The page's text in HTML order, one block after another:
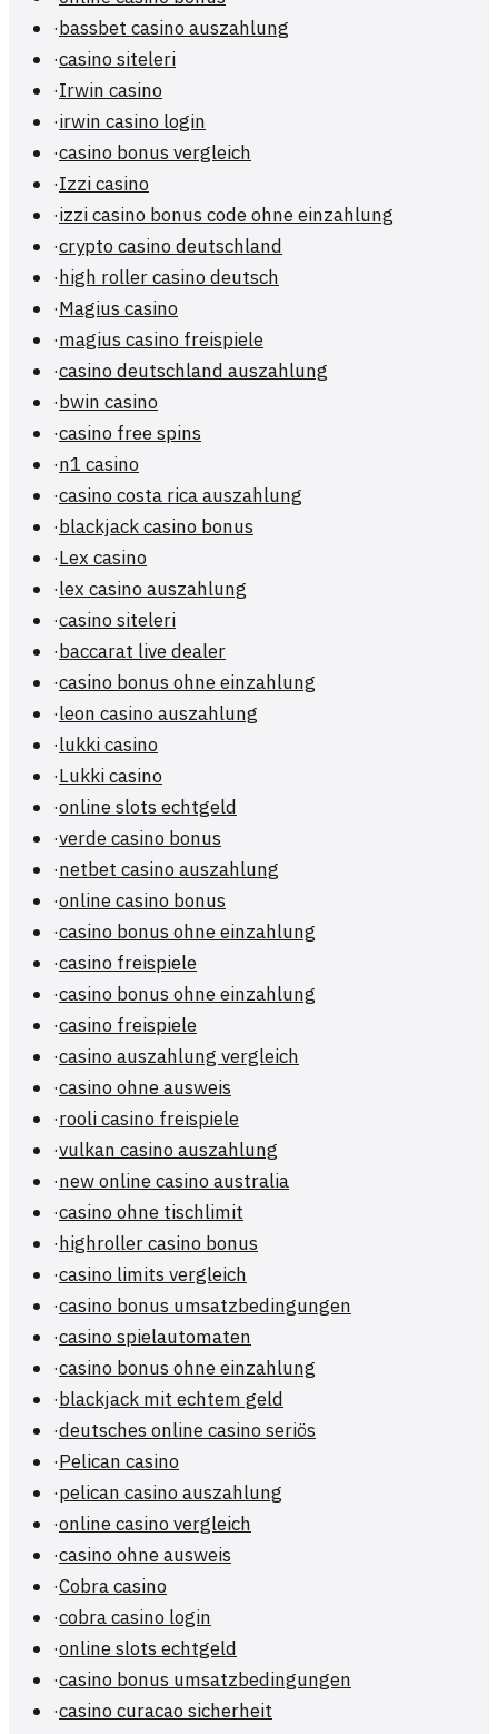
·bassbet casino auszahlung
·casino siteleri
·Irwin casino
·irwin casino login
·casino bonus vergleich
·Izzi casino
·izzi casino bonus code ohne einzahlung
·crypto casino deutschland
·high roller casino deutsch
·Magius casino
·magius casino freispiele
·casino deutschland auszahlung
·bwin casino
·casino free spins
·n1 casino
·casino costa rica auszahlung
·blackjack casino bonus
·Lex casino
·lex casino auszahlung
·casino siteleri
·baccarat live dealer
·casino bonus ohne einzahlung
·leon casino auszahlung
·lukki casino
·Lukki casino
·online slots echtgeld
·verde casino bonus
·netbet casino auszahlung
·online casino bonus
·casino bonus ohne einzahlung
·casino freispiele
·casino bonus ohne einzahlung
·casino freispiele
·casino auszahlung vergleich
·casino ohne ausweis
·rooli casino freispiele
·vulkan casino auszahlung
·new online casino australia
·casino ohne tischlimit
·highroller casino bonus
·casino limits vergleich
·casino bonus umsatzbedingungen
·casino spielautomaten
·casino bonus ohne einzahlung
·blackjack mit echtem geld
·deutsches online casino seriös
·Pelican casino
·pelican casino auszahlung
·online casino vergleich
·casino ohne ausweis
·Cobra casino
·cobra casino login
·online slots echtgeld
·casino bonus umsatzbedingungen
·casino curacao sicherheit